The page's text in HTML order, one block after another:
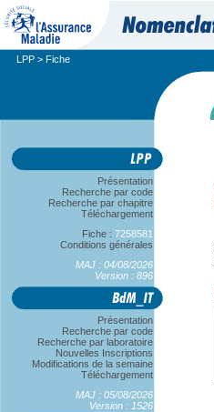
LPP > Fiche
Présentation
Recherche par code
Recherche par chapitre
Téléchargement
Fiche : 7258581
Conditions générales
MAJ : 04/08/2026
Version : 896
Présentation
Recherche par code
Recherche par laboratoire
Nouvelles Inscriptions
Modifications de la semaine
Téléchargement
MAJ : 05/08/2026
Version : 1526